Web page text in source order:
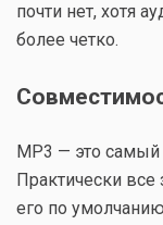
почти нет, хотя
более четко.
МР3 — это самый
Практически
его по